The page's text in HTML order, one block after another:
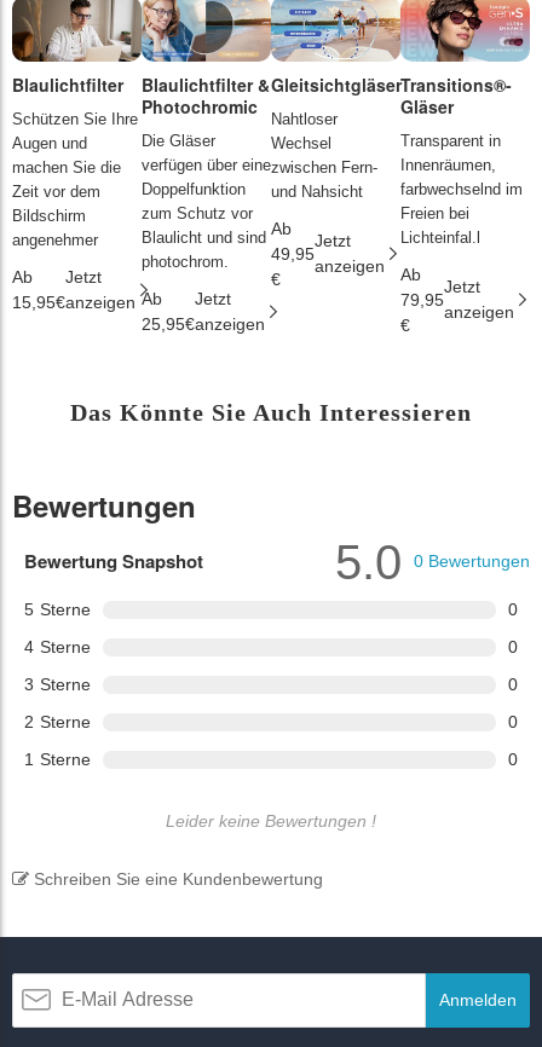
Blaulichtfilter
Schützen Sie Ihre
Augen und
machen Sie die
Zeit vor dem
Bildschirm
angenehmer
Ab
15,95€
Jetzt
anzeigen
Blaulichtfilter &
Photochromic
Die Gläser
verfügen über eine
Doppelfunktion
zum Schutz vor
Blaulicht und sind
photochrom.
Ab
25,95€
Jetzt
anzeigen
Gleitsichtgläser
Nahtloser
Wechsel
zwischen Fern-
und Nahsicht
Ab
49,95
€
Jetzt
anzeigen
Transitions®-
Gläser
Transparent in
Innenräumen,
farbwechselnd im
Freien bei
Lichteinfal.l
Ab
79,95
€
Jetzt
anzeigen
Das Könnte Sie Auch Interessieren
Bewertungen
Bewertung Snapshot
5 Sterne
0
4 Sterne
0
3 Sterne
0
2 Sterne
0
1 Sterne 0
5.0 0 Bewertungen
Leider keine Bewertungen !
Schreiben Sie eine Kundenbewertung
Anmelden